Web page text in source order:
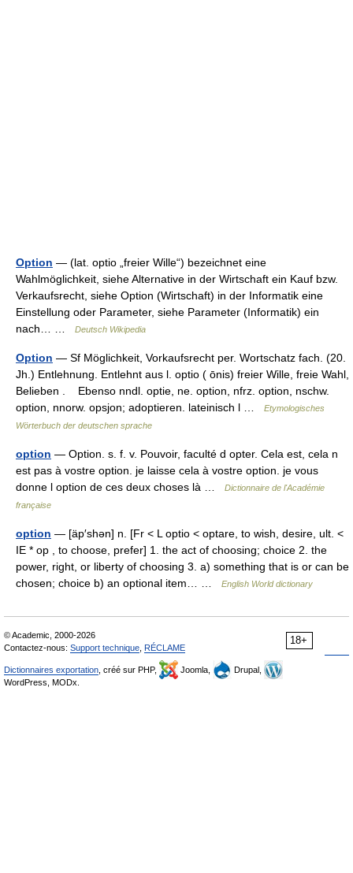
Option — (lat. optio „freier Wille“) bezeichnet eine
Wahlmöglichkeit, siehe Alternative in der Wirtschaft ein Kauf bzw.
Verkaufsrecht, siehe Option (Wirtschaft) in der Informatik eine
Einstellung oder Parameter, siehe Parameter (Informatik) ein
nach… …
Deutsch Wikipedia
Option — Sf Möglichkeit, Vorkaufsrecht per. Wortschatz fach. (20.
Jh.) Entlehnung. Entlehnt aus l. optio ( ōnis) freier Wille, freie Wahl,
Belieben . Ebenso nndl. optie, ne. option, nfrz. option, nschw.
option, nnorw. opsjon; adoptieren. lateinisch l …
Etymologisches
Wörterbuch der deutschen sprache
option — Option. s. f. v. Pouvoir, faculté d opter. Cela est, cela n
est pas à vostre option. je laisse cela à vostre option. je vous
donne l option de ces deux choses là …
Dictionnaire de l'Académie
française
option — [äp′shən] n. [Fr < L optio < optare, to wish, desire, ult. <
IE * op , to choose, prefer] 1. the act of choosing; choice 2. the
power, right, or liberty of choosing 3. a) something that is or can be
chosen; choice b) an optional item… …
English World dictionary
18+
© Academic, 2000-2026
Contactez-nous: Support technique RÉCLAME
Dictionnaires exportation , créé sur PHP, Joomla,
Drupal,
WordPress, MODx.